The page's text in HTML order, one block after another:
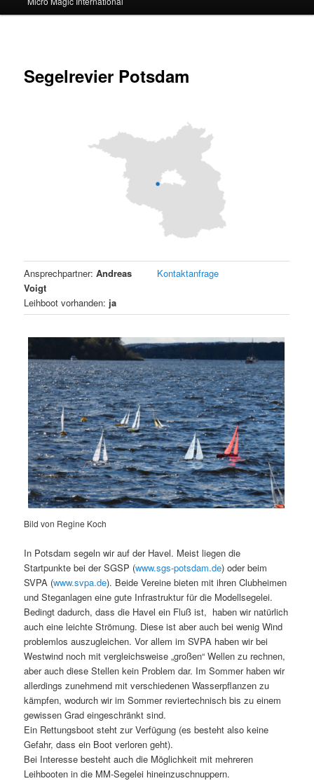
Segelrevier Potsdam
Ansprechpartner:Andreas
Voigt
Leihboot vorhanden: ja
Kontaktanfrage
Bild von Regine Koch
In Potsdam segeln wir auf der Havel. Meist liegen die
Startpunkte bei der SGSP (www.sgs-potsdam.de) oder beim
SVPA (www.svpa.de). Beide Vereine bieten mit ihren Clubheimen
und Steganlagen eine gute Infrastruktur für die Modellsegelei.
Bedingt dadurch, dass die Havel ein Fluß ist, haben wir natürlich
auch eine leichte Strömung. Diese ist aber auch bei wenig Wind
problemlos auszugleichen. Vor allem im SVPA haben wir bei
Westwind noch mit vergleichsweise „großen“ Wellen zu rechnen,
aber auch diese Stellen kein Problem dar. Im Sommer haben wir
allerdings zunehmend mit verschiedenen Wasserpflanzen zu
kämpfen, wodurch wir im Sommer reviertechnisch bis zu einem
gewissen Grad eingeschränkt sind.
Ein Rettungsboot steht zur Verfügung (es besteht also keine
Gefahr, dass ein Boot verloren geht).
Bei Interesse besteht auch die Möglichkeit mit mehreren
Leihbooten in die MM-Segelei hineinzuschnuppern.